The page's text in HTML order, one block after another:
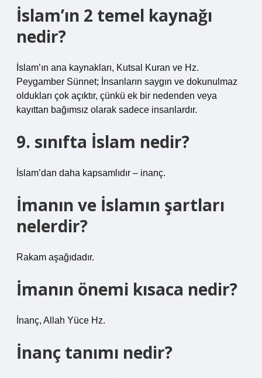
İslam’ın 2 temel kaynağı
nedir?
İslam’ın ana kaynakları, Kutsal Kuran ve Hz.
Peygamber Sünnet; İnsanların saygın ve dokunulmaz
oldukları çok açıktır, çünkü ek bir nedenden veya
kayıttan bağımsız olarak sadece insanlardır.
9. sınıfta İslam nedir?
İslam’dan daha kapsamlıdır – inanç.
İmanın ve İslamın şartları
nelerdir?
Rakam aşağıdadır.
İmanın önemi kısaca nedir?
İnanç, Allah Yüce Hz.
İnanç tanımı nedir?